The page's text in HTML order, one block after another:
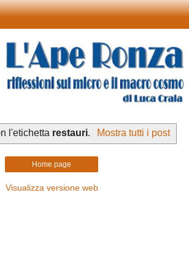
l'etichetta restauri. Mostra tutti i post
Home page
Visualizza versione web